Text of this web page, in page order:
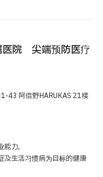
医院 尖端预防医疗
43 阿倍野HARUKAS 21楼
力，
及生活习惯病为目标的健康